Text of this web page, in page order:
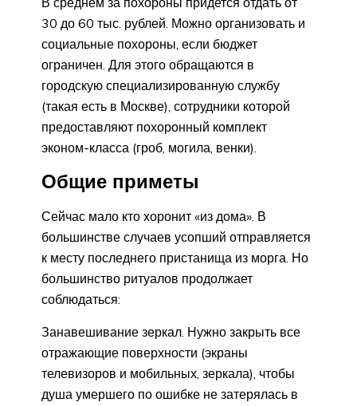
30 до 60 тыс. рублей. Можно организовать и
социальные похороны, если бюджет
ограничен. Для этого обращаются в
городскую специализированную службу
(такая есть в Москве), сотрудники которой
предоставляют похоронный комплект
эконом-класса (гроб, могила, венки).
Общие приметы
Сейчас мало кто хоронит «из дома». В
большинстве случаев усопший отправляется
к месту последнего пристанища из морга. Но
большинство ритуалов продолжает
соблюдаться:
Занавешивание зеркал. Нужно закрыть все
отражающие поверхности (экраны
телевизоров и мобильных, зеркала), чтобы
душа умершего по ошибке не затерялась в